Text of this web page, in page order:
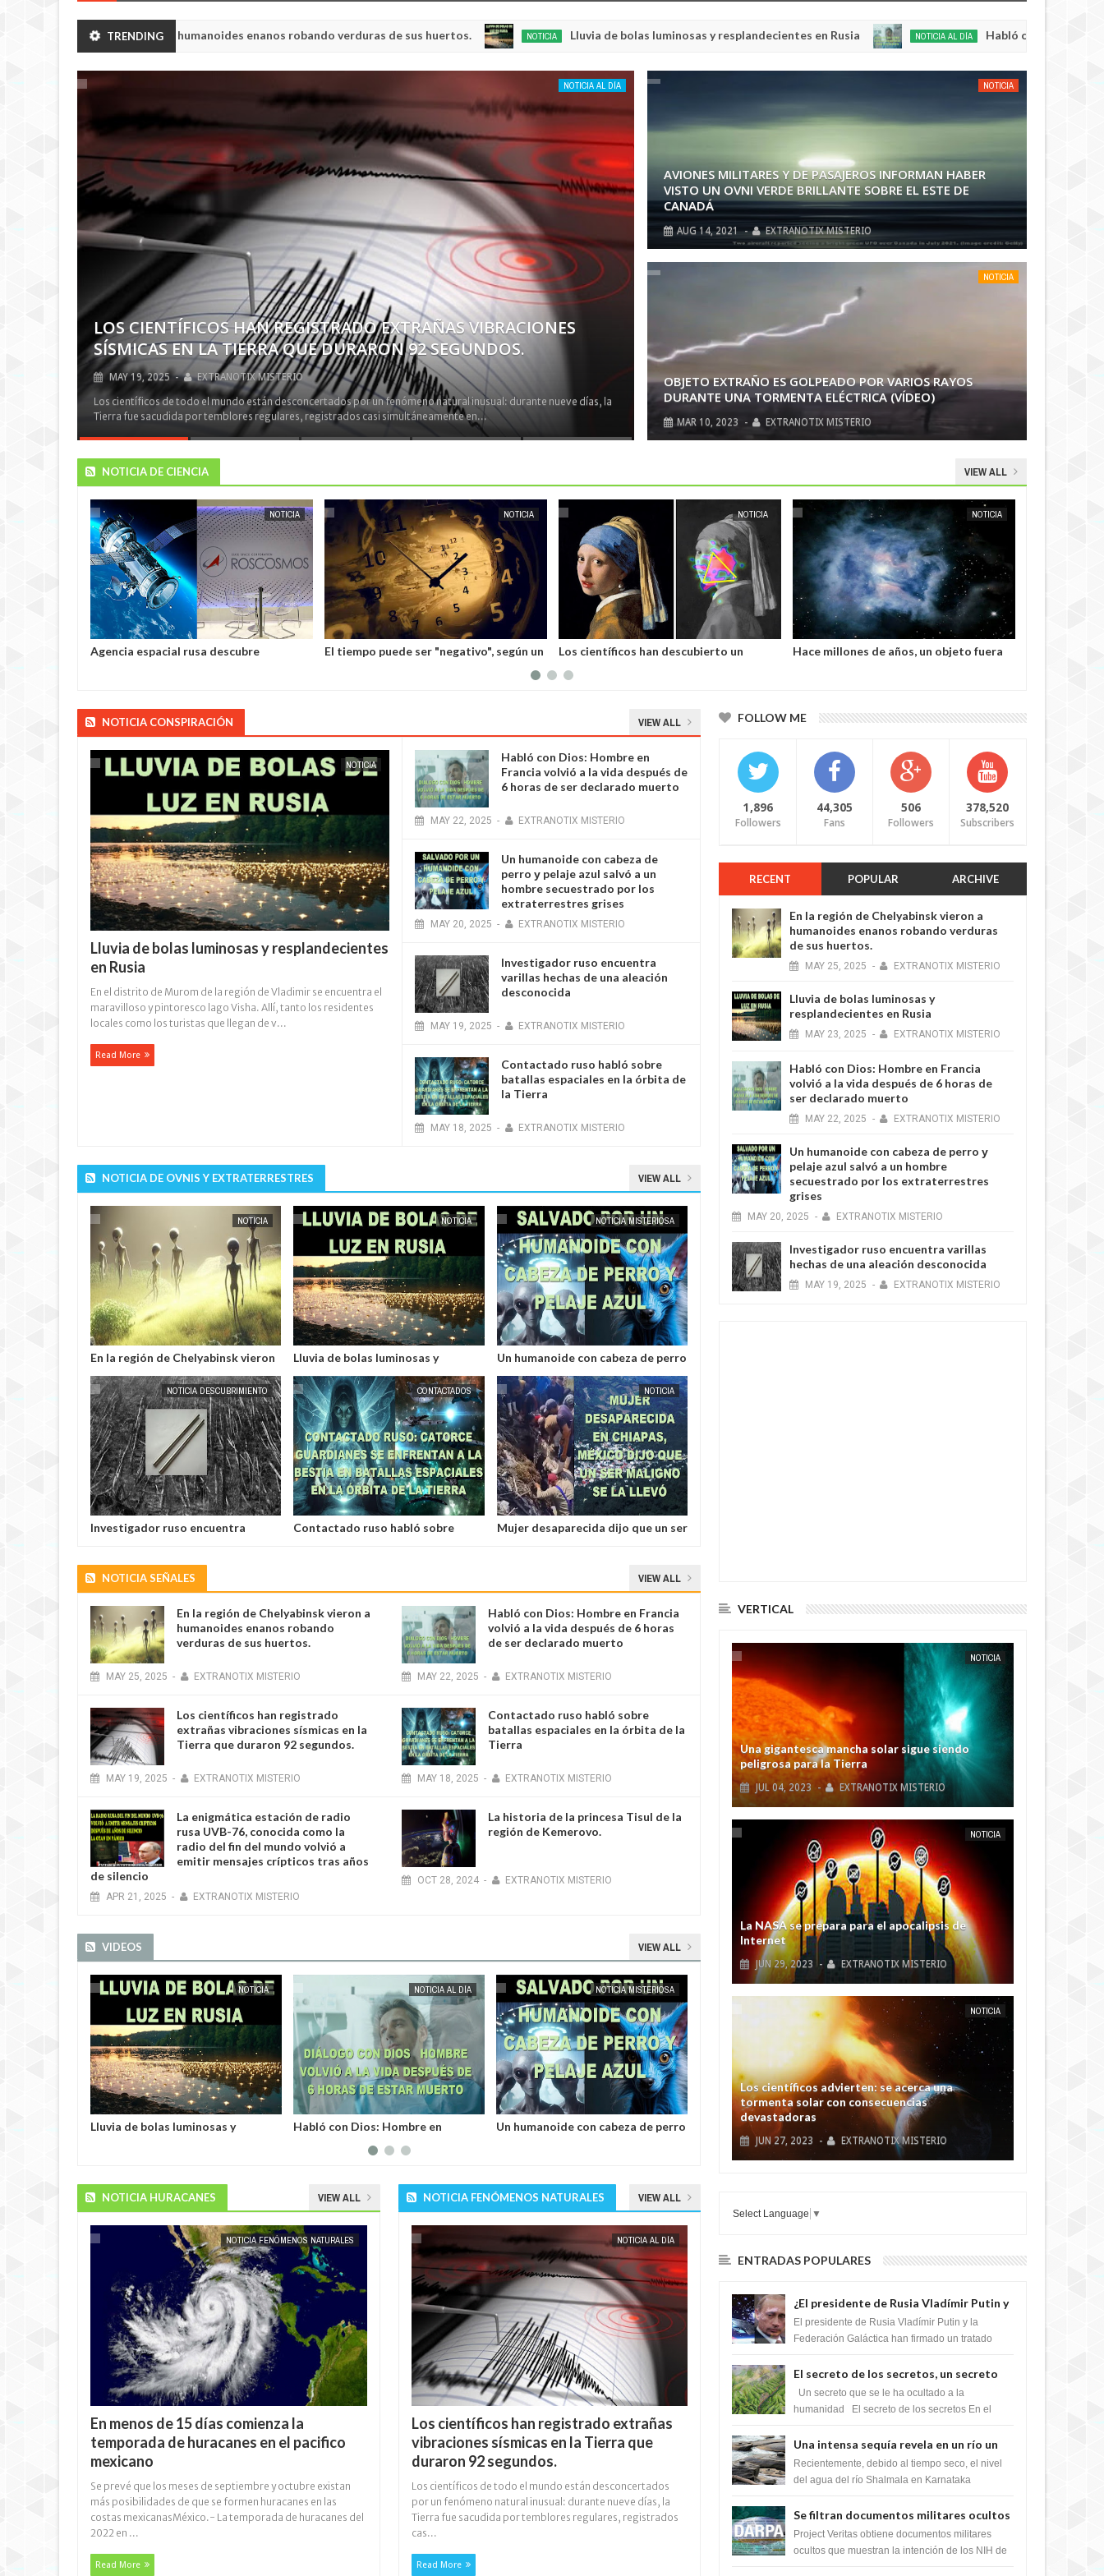
TRENDING
vieron a humanoides enanos robando verduras de sus huertos. NOTICIA Lluvia de bolas luminosas y resplandecientes en Rusia NOTICIA AL DÍA Habló con Dios: Hombre en Francia
NOTICIA
LA HISTORIA DE LA PRINCESA TISUL DE LA REGIÓN DE KEMEROVO.
OCT 28, 2024 - EXTRANOTIX MISTERIO
Tecnologías inaccesibles para nuestra civilización, hallazgos de hace 600 millones de años, clasificación de
información, investigaciones y sus resultados: todo esto está en esta historia. P...
NOTICIA
AVIONES MILITARES Y DE PASAJEROS INFORMAN HABER
VISTO UN OVNI VERDE BRILLANTE SOBRE EL ESTE DE
CANADÁ
AUG 14, 2021 - EXTRANOTIX MISTERIO
NOTICIA
OBJETO EXTRAÑO ES GOLPEADO POR VARIOS RAYOS
DURANTE UNA TORMENTA ELÉCTRICA (VÍDEO)
MAR 10, 2023 - EXTRANOTIX MISTERIO
NOTICIA DE CIENCIA VIEW ALL
MAY 19, 2025 2024
NOTICIA OCT 08,
El tiempo puede ser "negativo", según un
NOTICIA
Los científicos han descubierto un
NOTICIA
Hace millones de años, un objeto fuera
la Tierra, sugieren los científicos
NOTICIA
EXTRANOTIX MISTERIO
El mundo está al borde de un desastre
EXTRANOTIX MISTERIO EXTRANOTIX MISTERIO EXTRANOTIX MISTERIO
NOTICIA CONSPIRACIÓN VIEW ALL
NOTICIA MAY 23
Lluvia de bolas luminosas y resplandecientes
en Rusia
En el distrito de Murom de la región de Vladimir se encuentra el
maravilloso y pintoresco lago Visha. Allí, tanto los residentes
locales como los turistas que llegan de v...
Read More
Habló con Dios: Hombre en
Francia volvió a la vida después de
6 horas de ser declarado muerto
MAY 22, 2025 - EXTRANOTIX MISTERIO
Un humanoide con cabeza de
perro у pelaje azul salvó a un
hombre secuestrado por los
extraterrestres grises
MAY 20, 2025 - EXTRANOTIX MISTERIO
Investigador ruso encuentra
varillas hechas de una aleación
desconocida
MAY 19, 2025 - EXTRANOTIX MISTERIO
Contactado ruso habló sobre
batallas espaciales en la órbita de
la Tierra
MAY 18, 2025 - EXTRANOTIX MISTERIO
NOTICIA DE OVNIS Y EXTRATERRESTRES VIEW ALL
NOTICIA MAY 25,2025
En la región de Chelyabinsk vieron
verduras de sus huertos.
NOTICIA
Lluvia de bolas luminosas y
NOTICIA MISTERIOSA
Un humanoide con cabeza de perro
secuestrado por los
extraterrestres grises
NOTICIA DESCUBRIMIENTO
Investigador ruso encuentra
CONTACTADOS
Contactado ruso habló sobre
NOTICIA
Mujer desaparecida dijo que un ser
NOTICIA SEÑALES VIEW ALL
En la región de Chelyabinsk vieron a
humanoides enanos robando
verduras de sus huertos.
MAY 25, 2025 - EXTRANOTIX MISTERIO
Habló con Dios: Hombre en Francia
volvió a la vida después de 6 horas
de ser declarado muerto
MAY 22, 2025 - EXTRANOTIX MISTERIO
Los científicos han registrado
extrañas vibraciones sísmicas en la
Tierra que duraron 92 segundos.
MAY 19, 2025 - EXTRANOTIX MISTERIO
Contactado ruso habló sobre
batallas espaciales en la órbita de la
Tierra
MAY 18, 2025 - EXTRANOTIX MISTERIO
La enigmática estación de radio
rusa UVB-76, conocida como la
radio del fin del mundo volvió a
emitir mensajes crípticos tras años
de silencio
APR 21 , 2025 - EXTRANOTIX MISTERIO
La historia de la princesa Tisul de la
región de Kemerovo.
OCT 28, 2024 - EXTRANOTIX MISTERIO
VIDEOS VIEW ALL
MAY 2025 MAY
NOTICIA AL DÍA
Habló con Dios: Hombre en
NOTICIA MISTERIOSA
Un humanoide con cabeza de perro
secuestrado por los
NOTICIA DESCUBRIMIENTO
Investigador ruso encuentra
EXTRANOTIX MISTERIO
Los científicos han registrado
extrañas vibraciones sísmicas en la
Tierra que duraron 92 segundos.
EXTRANOTIX MISTERIO
Contactado ruso habló sobre
batallas espaciales en la órbita de
la Tierra
EXTRANOTIX MISTERIO
NOTICIA HURACANES VIEW ALL
NOTICIA FENÓMENOS NATURALES
En menos de 15 días comienza la
temporada de huracanes en el pacifico
mexicano
Se prevé que los meses de septiembre y octubre existan
más posibilidades de que se formen huracanes en las
costas mexicanasMéxico.- La temporada de huracanes del
2022 en ...
Read More
NOTICIA FENÓMENOS NATURALES VIEW ALL
NOTICIA AL DÍA
Los científicos han registrado extrañas
vibraciones sísmicas en la Tierra que
duraron 92 segundos.
Los científicos de todo el mundo están desconcertados
por un fenómeno natural inusual: durante nueve días, la
Tierra fue sacudida por temblores regulares, registrados
cas...
Read More
FOLLOW ME
1,896
Followers
44,305
Fans
506
Followers
378,520
Subscribers
RECENT POPULAR ARCHIVE
En la región de Chelyabinsk vieron a
humanoides enanos robando verduras
de sus huertos.
MAY 25, 2025 - EXTRANOTIX MISTERIO
Lluvia de bolas luminosas y
resplandecientes en Rusia
MAY 23, 2025 - EXTRANOTIX MISTERIO
Habló con Dios: Hombre en Francia
volvió a la vida después de 6 horas de
ser declarado muerto
MAY 22, 2025 - EXTRANOTIX MISTERIO
Un humanoide con cabeza de perro у
pelaje azul salvó a un hombre
secuestrado por los extraterrestres
grises
MAY 20, 2025 - EXTRANOTIX MISTERIO
Investigador ruso encuentra varillas
hechas de una aleación desconocida
MAY 19, 2025 - EXTRANOTIX MISTERIO
VERTICAL
EXTRANOTIX MISTERIO
Los científicos advierten: se acerca una
tormenta solar con consecuencias
JUN 2023 - EXTRANOTIX MISTERIO
Los científicos han demostrado la conexión
JUN 19, 2023 EXTRANOTIX MISTERIO
EXTRANOTIX MISTERIO
EXTRANOTIX MISTERIO
JUL 04, 2023 - EXTRANOTIX MISTERIO
NOTICIA
EXTRANOTIX MISTERIO
La NASA se prepara para el apocalipsis de
Internet
JUN 29, 2023 - EXTRANOTIX MISTERIO
NOTICIA
EXTRANOTIX MISTERIO
Los científicos advierten: se acerca una
tormenta solar con consecuencias
devastadoras
JUN 27, 2023 - EXTRANOTIX MISTERIO
NOTICIA
EXTRANOTIX MISTERIO
Los científicos han demostrado la conexión
entre los terremotos y la radiación cósmica
JUN 19, 2023 - EXTRANOTIX MISTERIO
EXTRANOTIX MISTERIO
Los científicos han registrado extrañas
segundos.
MAY 19, 2025 - EXTRANOTIX MISTERIO
Select Language ▼
ENTRADAS POPULARES
¿El presidente de Rusia Vladímir Putin y
la Federación Galactica han firmado un
tratado para acabar con los Sionistas?
El presidente de Rusia Vladímir Putin y la
Federación Galáctica han firmado un tratado
Si...
El secreto de los secretos, un secreto
que cambiaría por completo el destino
de la humanidad
Un secreto que se le ha ocultado a la
humanidad El secreto de los secretos En el
m...
Una intensa sequía revela en un río un
impresionante hallazgo de miles de
Shiva Lingas
Recientemente, debido al tiempo seco, el nivel
del agua del río Shalmala en Karnataka
Shiv...
Se filtran documentos militares ocultos
que muestran la intención de los NIH de
crear el SARS-CoV-2, utilizando la
Project Veritas obtiene documentos militares
ocultos que muestran la intención de los NIH de